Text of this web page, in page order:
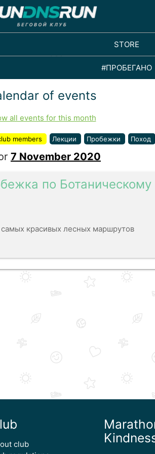
STORE
#ПРОБЕГАНО
of events
all events for this month
members Лекции Пробежки Поход
7 November 2020
по Ботаническому
красивых лесных маршрутов
club